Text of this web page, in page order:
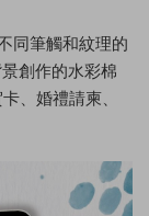
同筆觸和紋理的
創作的水彩棉
、婚禮請柬、